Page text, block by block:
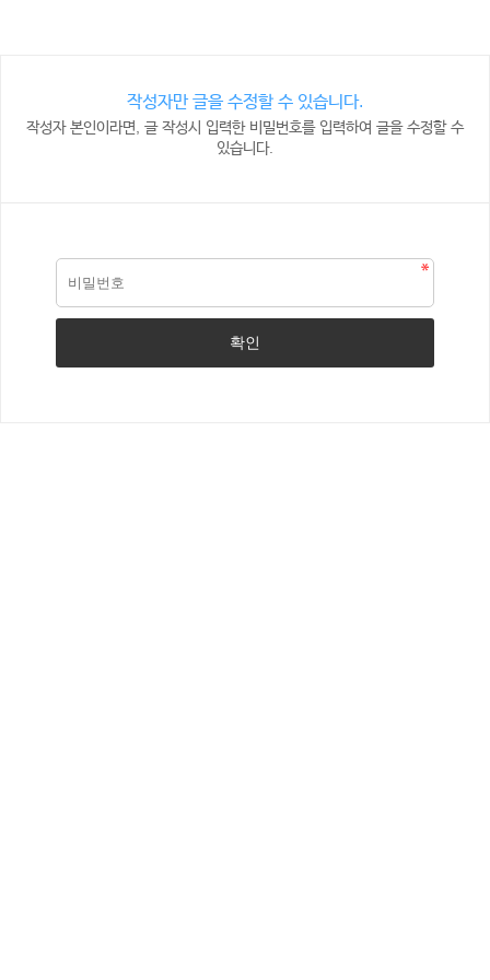
작성자만 글을 수정할 수 있습니다.
작성자 본인이라면, 글 작성시 입력한 비밀번호를 입력하여 글을 수정할 수
있습니다.